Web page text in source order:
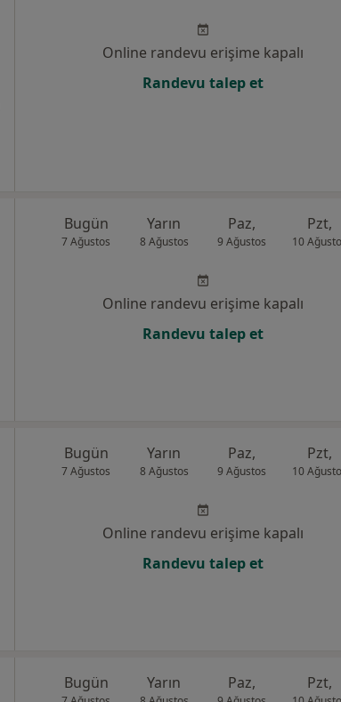
Online randevu erişime kapalı
Randevu talep et
Bugün
7 Ağustos
Yarın
8 Ağustos
Paz,
9 Ağustos
Pzt,
10
Online randevu erişime kapalı
Randevu talep et
Bugün
7 Ağustos
Yarın
8 Ağustos
Paz,
9 Ağustos
Pzt,
10
Online randevu erişime kapalı
Randevu talep et
Bugün Yarın Paz, Pzt,